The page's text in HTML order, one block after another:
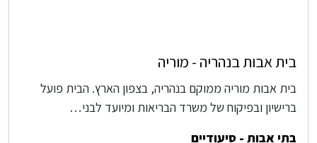
בית אבות בנהריה - מוריה
בית אבות מוריה ממוקם בנהריה, בצפון הארץ. הבית פועל
ברישיון ובפיקוח של משרד הבריאות ומיועד לבני…
בתי אבות - סיעודיים